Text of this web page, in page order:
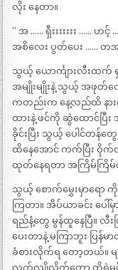
လိုး နေတာ။
” အ …… ရှီးးးးးးး ……
အစိလေး ပွတ်ပေး …… တ
သွယ့် ယောင်္ကျားလီး
အမျိုးမျိုးနဲ့ သွယ့် အဖုတ်
ကတည်းက နေ့လည်ထိ နာ
ထားနဲ့ ဖင်ကို ဆွဲထောင်ပြီး
ခိုင်းပြီး သွယ့် ပေါင်တန်တွ
ထိနေအောင် ကက်ပြီး ဝို
ထုတ်နေရတာ အကြိမ်ကြိမ်ပ
သွယ့် စောက်မွှေးမှာရော ကို
ကြတာ။ အိပ်ယာခင်း ပ
ရည်နံ့တွေ မွန်ထူနေပြီ။ လီ
ပေးတာနဲ့ မကြာဘူး ပြ
ခံစားလိုက်ရ တော့တယ်။ မ
လက်လျိုလိုက်တော့ ကိုရဲမင်